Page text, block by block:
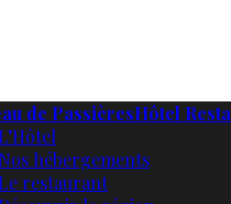
de PassièresHôtel
L’Hôtel
Nos hébergements
Le restaurant